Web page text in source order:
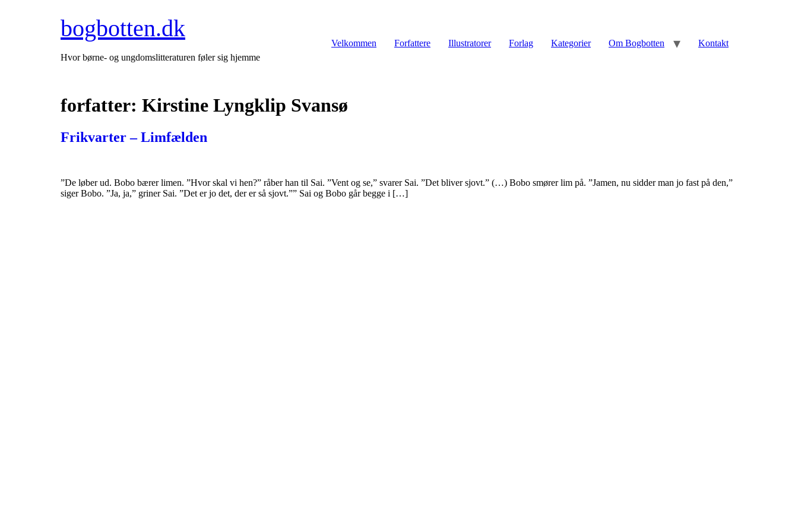
bogbotten.dk
Hvor børne- og ungdomslitteraturen føler sig hjemme
Velkommen Forfattere Illustratorer Forlag Kategorier Om Bogbotten Kontakt
forfatter: Kirstine Lyngklip Svansø
Frikvarter – Limfælden
”De løber ud. Bobo bærer limen. ”Hvor skal vi hen?” råber han til Sai. ”Vent og se,” svarer Sai. ”Det bliver sjovt.” (…) Bobo smører lim på. ”Jamen, nu sidder man jo fast på den,”
siger Bobo. ”Ja, ja,” griner Sai. ”Det er jo det, der er så sjovt.”” Sai og Bobo går begge i […]